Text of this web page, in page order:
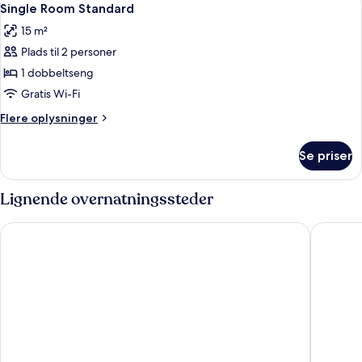
alle
billeder
af
Single
Room
Standard
4
Single Room Standard
15 m²
Plads til 2 personer
1 dobbeltseng
Gratis Wi-Fi
Flere oplysninger
Flere
Room
Standard
Se priser
Lignende overnatningssteder
Hotel Sevilla Hotel